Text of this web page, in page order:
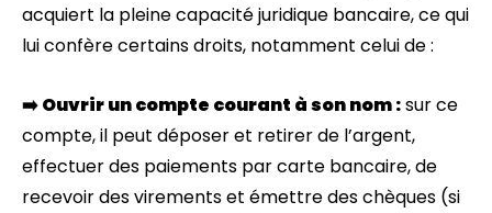
acquiert la pleine capacité juridique bancaire, ce qui
lui confère certains droits, notamment celui de :
➡️ Ouvrir un compte courant à son nom :sur ce
compte, il peut déposer et retirer de l’argent,
effectuer des paiements par carte bancaire, de
recevoir des virements et émettre des chèques (si